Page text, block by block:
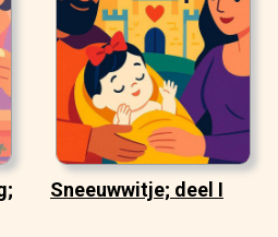
Sneeuwwitje; deel I